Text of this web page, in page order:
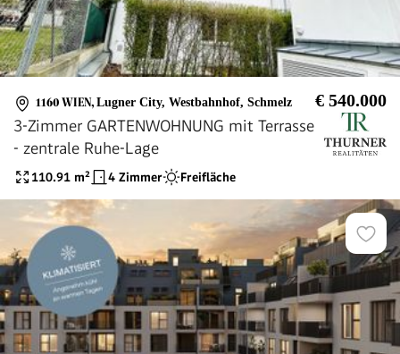
1160 WIEN, Lugner City, Westbahnhof, Schmelz € 540.000
3-Zimmer GARTENWOHNUNG mit Terrasse
- zentrale Ruhe-Lage
110.91 m² 4 Zimmer Freifläche